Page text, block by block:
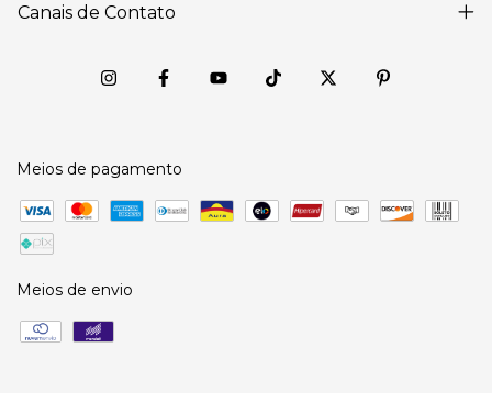
Canais de Contato
Meios de pagamento
Meios de envio